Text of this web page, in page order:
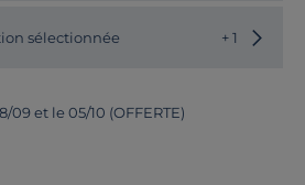
sélectionnée + 1
09 et le 05/10 (OFFERTE)